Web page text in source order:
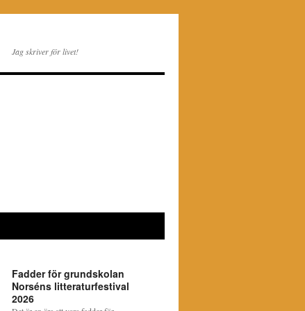
Jag skriver för livet!
Fadder för grundskolan
Norséns litteraturfestival
2026